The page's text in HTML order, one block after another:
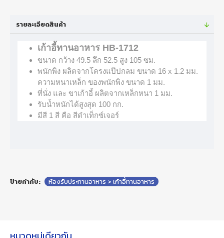
รายละเอียดสินค้า
เก้าอี้ทานอาหาร HB-1712
ขนาด กว้าง 49.5 ลึก 52.5 สูง 105 ซม.
พนักพิง ผลิตจากโครงแป๊ปกลม ขนาด 16 x 1.2 มม.
ความหนาเหล็ก ของพนักพิง ขนาด 1 มม.
ที่นั่ง และ ขาเก้าอี้ ผลิตจากเหล็กหนา 1 มม.
รับน้ำหนักได้สูงสุด 100 กก.
มีสี 1 สี คือ สีดำเท็กซ์เจอร์
ป้ายกำกับ: ห้องรับประทานอาหาร > เก้าอี้ทานอาหาร